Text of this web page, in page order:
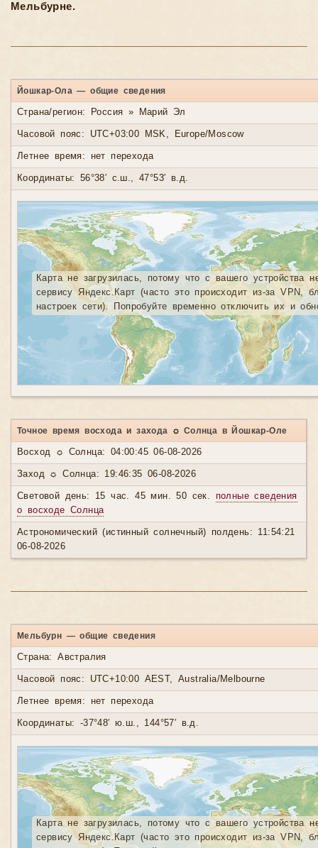
Мельбурне.
Йошкар-Ола — общие сведения
Страна/регион: Россия » Марий Эл
Часовой пояс: UTC+03:00 MSK, Europe/Moscow
Летнее время: нет перехода
Координаты: 56°38′ с.ш., 47°53′ в.д.
Карта не загрузилась, потому что с вашего устройства
сервису Яндекс.Карт (часто это происходит из-за VPN,
настроек сети). Попробуйте временно отключить их и
Точное время восхода и захода ☼ Солнца в Йошкар-Оле
Восход ☼ Солнца: 04:00:45 06-08-2026
Заход ☼ Солнца: 19:46:35 06-08-2026
Световой день: 15 час. 45 мин. 50 сек. полные сведения
о восходе Солнца
Астрономический (истинный солнечный) полдень: 11:54:21
06-08-2026
Мельбурн — общие сведения
Страна: Австралия
Часовой пояс: UTC+10:00 AEST, Australia/Melbourne
Летнее время: нет перехода
Координаты: -37°48′ ю.ш., 144°57′ в.д.
Карта не загрузилась, потому что с вашего устройства
сервису Яндекс.Карт (часто это происходит из-за VPN,